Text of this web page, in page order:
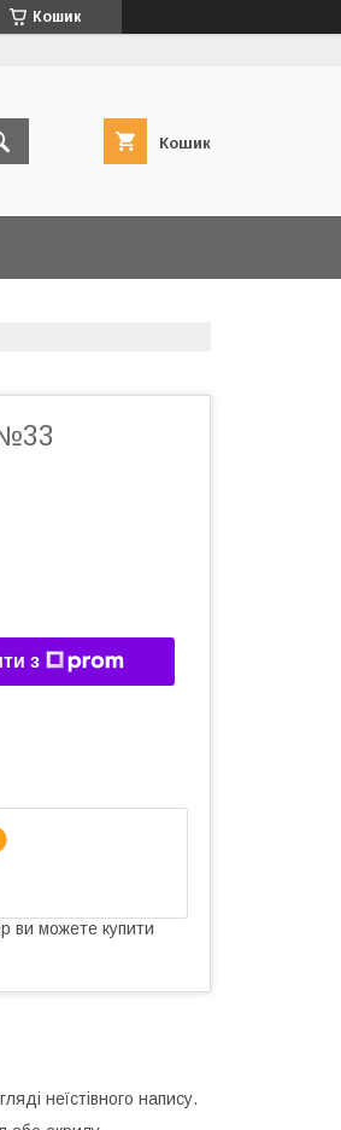
Кошик
Кошик
з
ви можете купити
неїстівного напису.